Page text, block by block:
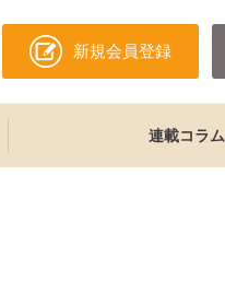
新規会員登録
連載コラム